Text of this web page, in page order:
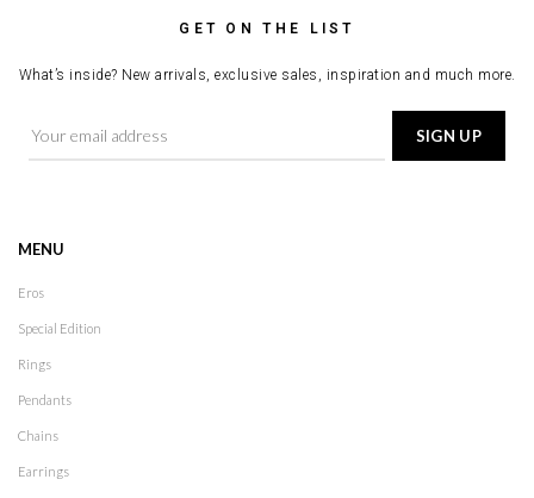
GET ON THE LIST
What’s inside? New arrivals, exclusive sales, inspiration and much more.
MENU
Eros
Special Edition
Rings
Pendants
Chains
Earrings